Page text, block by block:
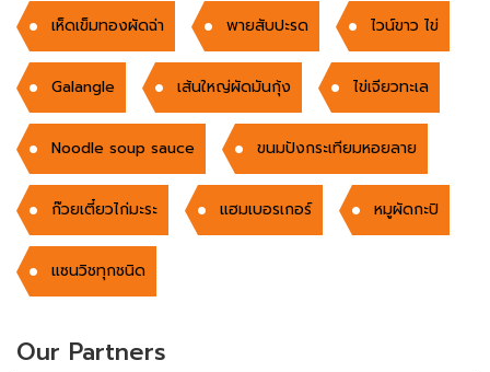
เห็ดเข็มทองผัดฉ่า พายสับปะรด ไวน์ขาว ไข่
Galangle เส้นใหญ่ผัดมันกุ้ง ไข่เจียวทะเล
Noodle soup sauce ขนมปังกระเทียมหอยลาย
ก๊วยเตี๋ยวไก่มะระ แฮมเบอรเกอร์ หมูผัดกะปิ
แซนวิชทุกชนิด
Our Partners